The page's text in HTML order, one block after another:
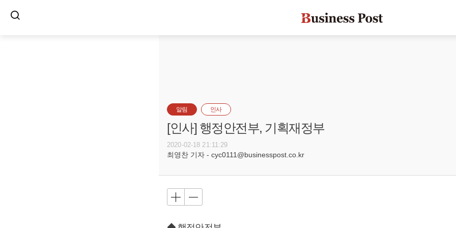
알림 인사
[인사] 행정안전부, 기획재정부
2020-02-18 21:11:29
최영찬 기자 - cyc0111@businesspost.co.kr